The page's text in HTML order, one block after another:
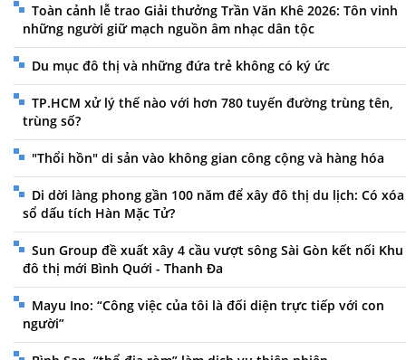
Toàn cảnh lễ trao Giải thưởng Trần Văn Khê 2026: Tôn vinh
những người giữ mạch nguồn âm nhạc dân tộc
Du mục đô thị và những đứa trẻ không có ký ức
TP.HCM xử lý thế nào với hơn 780 tuyến đường trùng tên,
trùng số?
"Thổi hồn" di sản vào không gian công cộng và hàng hóa
Di dời làng phong gần 100 năm để xây đô thị du lịch: Có xóa
sổ dấu tích Hàn Mặc Tử?
Sun Group đề xuất xây 4 cầu vượt sông Sài Gòn kết nối Khu
đô thị mới Bình Quới - Thanh Đa
Mayu Ino: “Công việc của tôi là đối diện trực tiếp với con
người”